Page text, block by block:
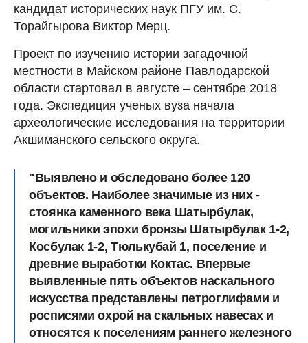
кандидат исторических наук ПГУ им. С.
Торайгырова Виктор Мерц.
Проект по изучению истории загадочной
местности в Майском районе Павлодарской
области стартовал в августе – сентябре 2018
года. Экспедиция ученых вуза начала
археологические исследования на территории
Акшиманского сельского округа.
"Выявлено и обследовано более 120
объектов. Наиболее значимые из них -
стоянка каменного века Шатырбулак,
могильники эпохи бронзы Шатырбулак 1-2,
Косбулак 1-2, Тюлькубай 1, поселение и
древние выработки Коктас. Впервые
выявленные пять объектов наскального
искусства представлены петроглифами и
росписями охрой на скальных навесах и
относятся к поселениям раннего железного